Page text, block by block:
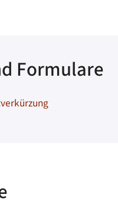
Formulare